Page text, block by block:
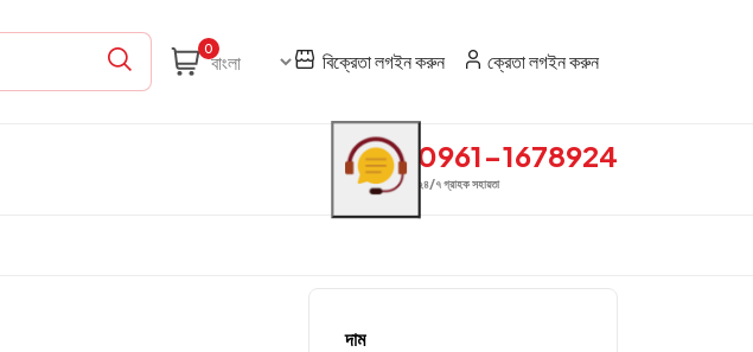
0
বিক্রেতা লগইন করুন ক্রেতা লগইন করুন
0961-1678924
২৪/৭ গ্রাহক সহায়তা
দাম